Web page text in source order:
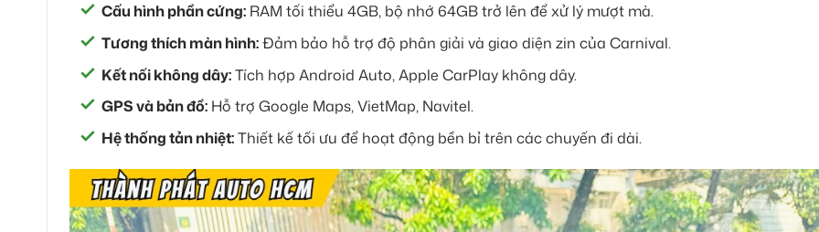
Cấu hình phần cứng: RAM tối thiểu 4GB, bộ nhớ 64GB trở lên để xử lý mượt mà.
Tương thích màn hình:Đảm bảo hỗ trợ độ phân giải và giao diện zin của Carnival.
Kết nối không dây:Tích hợp Android Auto, Apple CarPlay không dây.
GPS và bản đồ: Hỗ trợ Google Maps, VietMap, Navitel.
Hệ thống tản nhiệt:Thiết kế tối ưu để hoạt động bền bỉ trên các chuyến đi dài.